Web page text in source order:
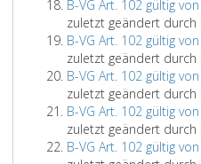
B-VG Art. 102 gültig
zuletzt geändert durch
B-VG Art. 102 gültig
zuletzt geändert durch
B-VG Art. 102 gültig
zuletzt geändert durch
B-VG Art. 102 gültig
zuletzt geändert durch
B-VG Art. 102 gültig